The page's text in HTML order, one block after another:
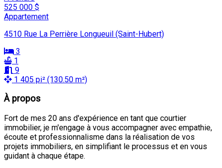
525 000 $
Appartement
4510 Rue La Perrière Longueuil (Saint-Hubert)
3
1
9
1 405 pi² (130.50 m²)
À propos
Fort de mes 20 ans d'expérience en tant que courtier
immobilier, je m'engage à vous accompagner avec empathie,
écoute et professionnalisme dans la réalisation de vos
projets immobiliers, en simplifiant le processus et en vous
guidant à chaque étape.